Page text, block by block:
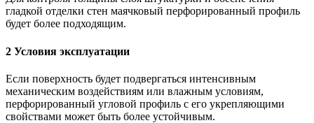
гладкой отделки стен маячковый перфорированный профиль
будет более подходящим.
2 Условия эксплуатации
Если поверхность будет подвергаться интенсивным
механическим воздействиям или влажным условиям,
перфорированный угловой профиль с его укрепляющими
свойствами может быть более устойчивым.